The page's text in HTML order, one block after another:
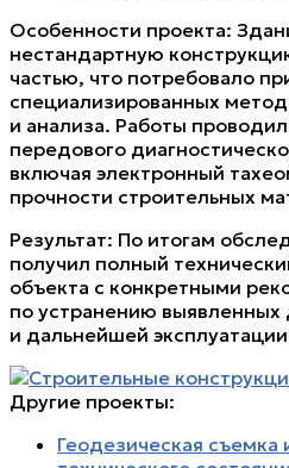
Особенности проекта:
нестандартную
частью, что потребовало
специализированных
и анализа. Работы
передового
включая электронный
прочности строительных
Результат: По итогам
получил полный
объекта с конкретными
по устранению выявленных
и дальнейшей
Другие проекты:
Геодезическая съемка